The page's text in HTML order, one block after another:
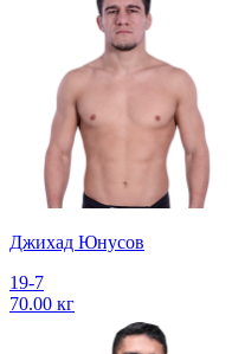
Джихад Юнусов
19-7
70.00 кг